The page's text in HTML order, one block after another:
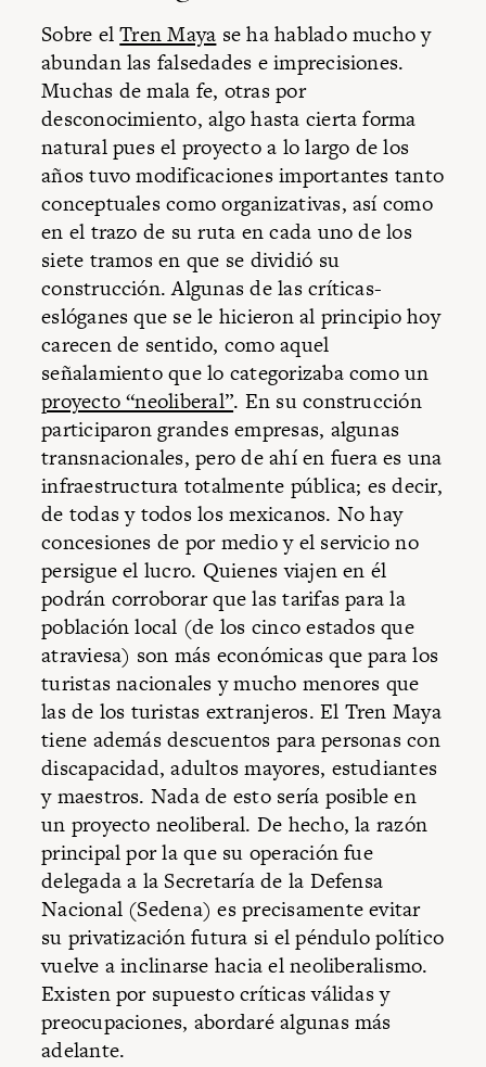
Sobre elTren Maya se ha hablado mucho y
abundan las falsedades e imprecisiones.
Muchas de mala fe, otras por
desconocimiento, algo hasta cierta forma
natural pues el proyecto a lo largo de los
años tuvo modificaciones importantes tanto
conceptuales como organizativas, así como
en el trazo de su ruta en cada uno de los
siete tramos en que se dividió su
construcción. Algunas de las críticas-
eslóganes que se le hicieron al principio hoy
carecen de sentido, como aquel
señalamiento que lo categorizaba como un
proyecto “neoliberal”. En su construcción
participaron grandes empresas, algunas
transnacionales, pero de ahí en fuera es una
infraestructura totalmente pública; es decir,
de todas y todos los mexicanos. No hay
concesiones de por medio y el servicio no
persigue el lucro. Quienes viajen en él
podrán corroborar que las tarifas para la
población local (de los cinco estados que
atraviesa) son más económicas que para los
turistas nacionales y mucho menores que
las de los turistas extranjeros. El Tren Maya
tiene además descuentos para personas con
discapacidad, adultos mayores, estudiantes
y maestros. Nada de esto sería posible en
un proyecto neoliberal. De hecho, la razón
principal por la que su operación fue
delegada a la Secretaría de la Defensa
Nacional (Sedena) es precisamente evitar
su privatización futura si el péndulo político
vuelve a inclinarse hacia el neoliberalismo.
Existen por supuesto críticas válidas y
preocupaciones, abordaré algunas más
adelante.